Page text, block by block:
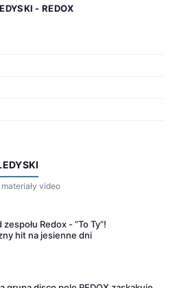
- REDOX
video
Redox - ”To Ty”!
hit na jesienne dni